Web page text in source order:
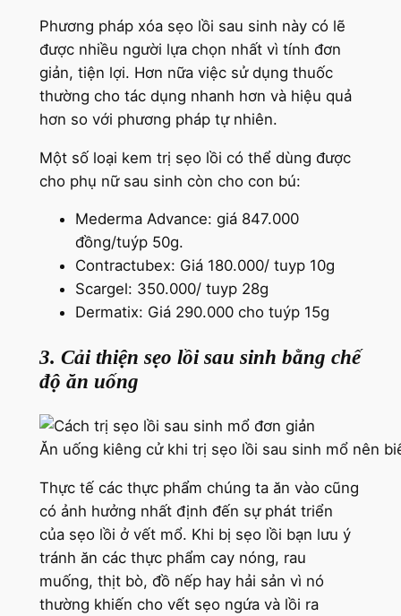
Phương pháp xóa sẹo lồi sau sinh này có lẽ
được nhiều người lựa chọn nhất vì tính đơn
giản, tiện lợi. Hơn nữa việc sử dụng thuốc
thường cho tác dụng nhanh hơn và hiệu quả
hơn so với phương pháp tự nhiên.
Một số loại kem trị sẹo lồi có thể dùng được
cho phụ nữ sau sinh còn cho con bú:
Mederma Advance: giá 847.000
đồng/tuýp 50g.
Contractubex: Giá 180.000/ tuyp 10g
Scargel: 350.000/ tuyp 28g
Dermatix: Giá 290.000 cho tuýp 15g
3. Cải thiện sẹo lồi sau sinh bằng chế
độ ăn uống
Ăn uống kiêng cử khi trị sẹo lồi sau sinh mổ nên
Thực tế các thực phẩm chúng ta ăn vào cũng
có ảnh hưởng nhất định đến sự phát triển
của sẹo lồi ở vết mổ. Khi bị sẹo lồi bạn lưu ý
tránh ăn các thực phẩm cay nóng, rau
muống, thịt bò, đồ nếp hay hải sản vì nó
thường khiến cho vết sẹo ngứa và lồi ra